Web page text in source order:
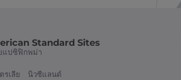
Standard Sites
แปซิฟิก
รเลีย
พม่า
นิวซีแลนด์